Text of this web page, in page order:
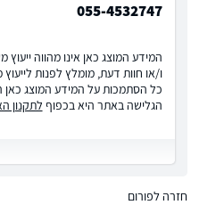
055-4532747
המידע המוצג כאן אינו מהווה
ו/או חוות דעת, מומלץ לפנות
כל הסתמכות על המידע המוצג כאן
הגלישה באתר היא בכפוף לתקנון
חזרה לפורום